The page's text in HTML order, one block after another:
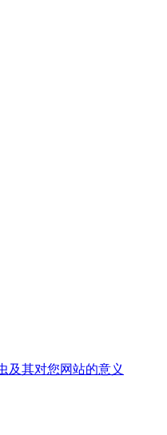
及其对您网站的意义